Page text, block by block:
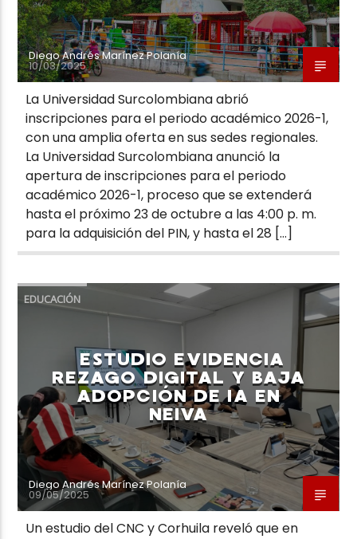
Diego Andrés Marínez Polanía
10/03/2025
La Universidad Surcolombiana abrió
inscripciones para el periodo académico 2026-1,
con una amplia oferta en sus sedes regionales.
La Universidad Surcolombiana anunció la
apertura de inscripciones para el periodo
académico 2026-1, proceso que se extenderá
hasta el próximo 23 de octubre a las 4:00 p. m.
para la adquisición del PIN, y hasta el 28 […]
EDUCACIÓN
ESTUDIO EVIDENCIA
REZAGO DIGITAL Y BAJA
ADOPCIÓN DE IA EN
NEIVA
Diego Andrés Marínez Polanía
09/05/2025
Un estudio del CNC y Corhuila reveló que en